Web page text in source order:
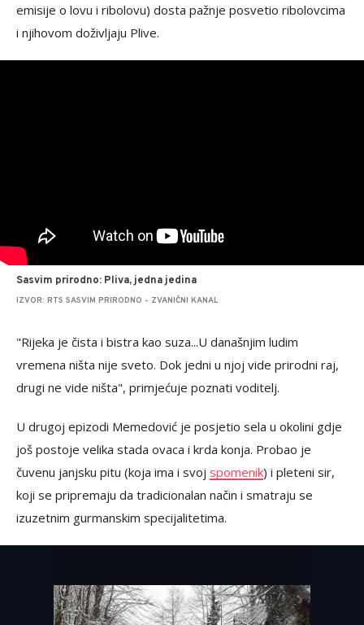
emisije o lovu i ribolovu) dosta pažnje posvetio ribolovcima
i njihovom doživljaju Plive.
Sasvim prirodno: Pliva, jedna jedina
IZVOR: RTS SASVIM PRIRODNO - ZVANIČNI KANAL
"Rijeka je čista i bistra kao suza...U današnjim ludim
vremena ništa nije sveto. Dok jedni u njoj vide prirodni raj,
drugi ne vide ništa", primjećuje poznati voditelj.
U drugoj epizodi Memedović je posjetio sela u okolini gdje
još postoje velika stada ovaca i krda konja. Probao je
čuvenu janjsku pitu (koja ima i svoj spomenik) i pleteni sir,
koji se pripremaju da tradicionalan način i smatraju se
izuzetnim gurmanskim specijalitetima.